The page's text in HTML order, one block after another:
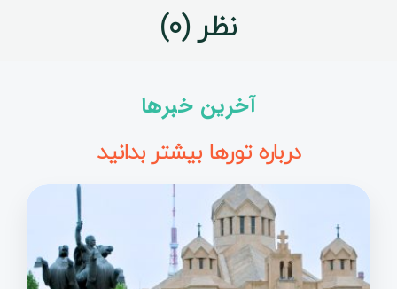
نظر (0)
آخرین خبرها
درباره تورها بیشتر بدانید